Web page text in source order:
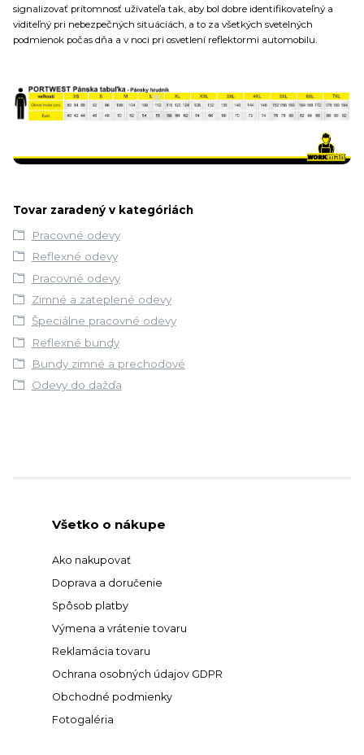
signalizovať prítomnosť užívateľa tak, aby bol dobre identifikovateľný a
viditeľný pri nebezpečných situáciách, a to za všetkých svetelných
podmienok počas dňa a v noci pri osvetlení reflektormi automobilu.
Tovar zaradený v kategóriách
Pracovné odevy
Reflexné odevy
Pracovné odevy
Zimné a zateplené odevy
Špeciálne pracovné odevy
Reflexné bundy
Bundy zimné a prechodové
Odevy do dažďa
Všetko o nákupe
Ako nakupovať
Doprava a doručenie
Spôsob platby
Výmena a vrátenie tovaru
Reklamácia tovaru
Ochrana osobných údajov GDPR
Obchodné podmienky
Fotogaléria